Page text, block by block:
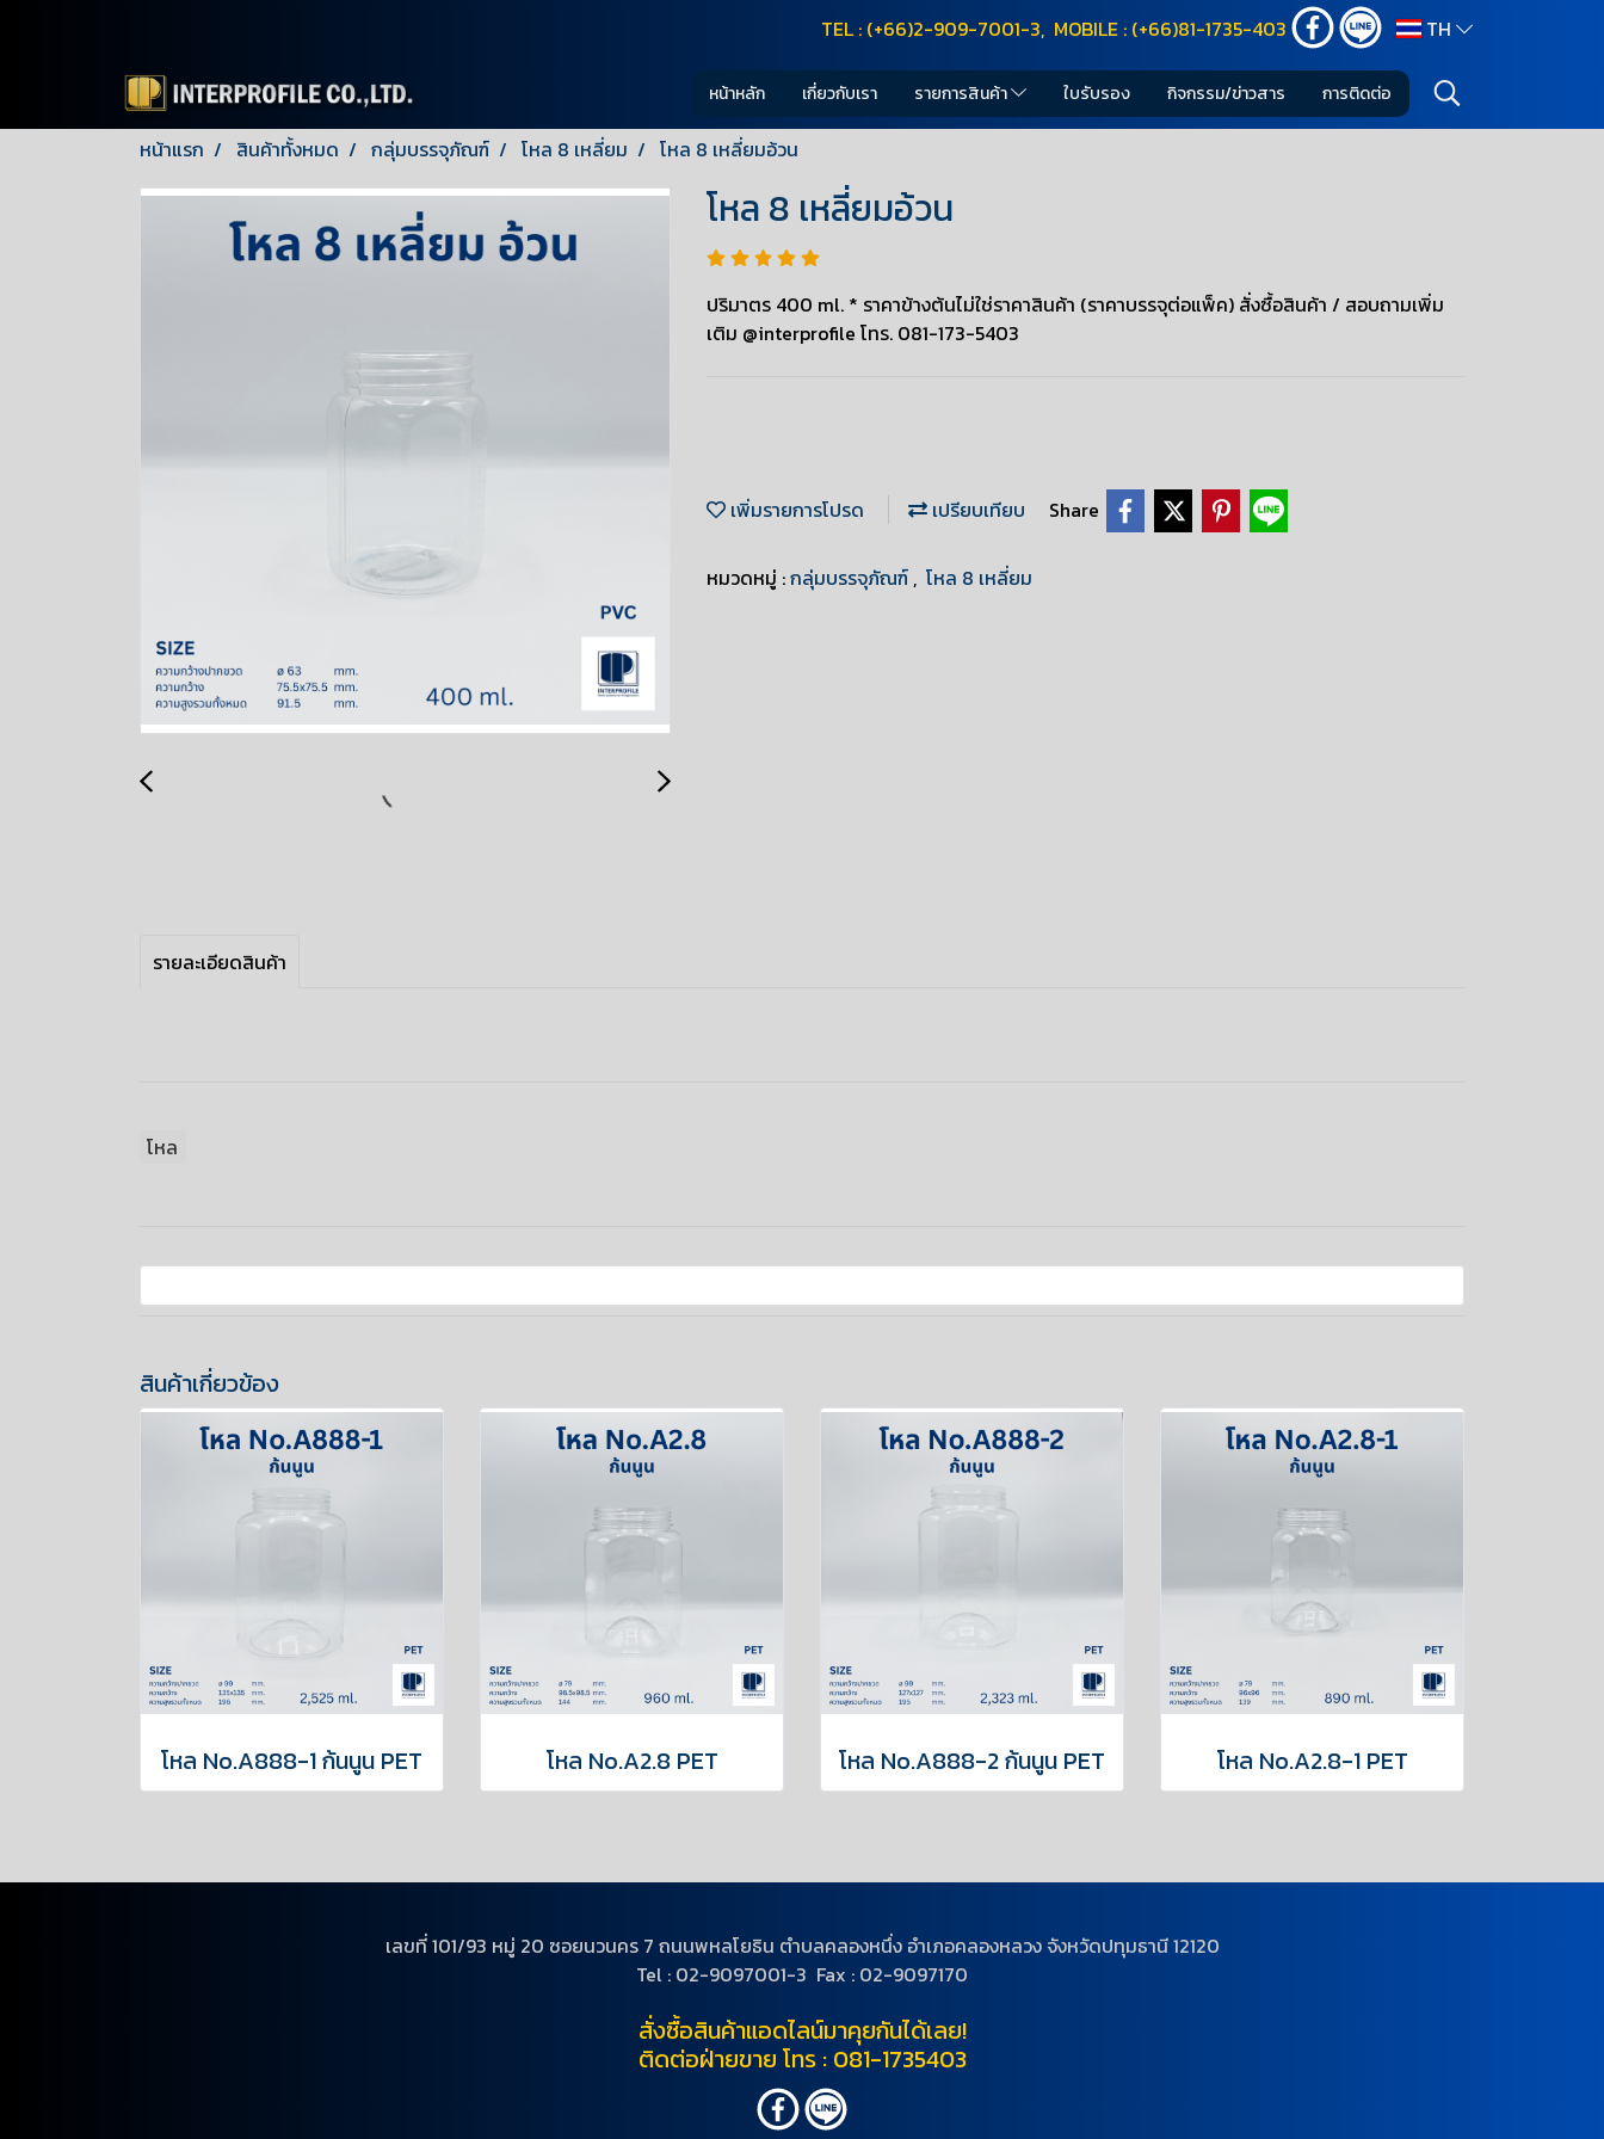
TEL : (+66)2-909-7001-3, MOBILE : (+66)81-1735-403 TH
หน้าหลัก เกี่ยวกับเรา รายการสินค้า ใบรับรอง กิจกรรม/ข่าวสาร การติดต่อ
หน้าแรก สินค้าทั้งหมด กลุ่มบรรจุภัณฑ์ โหล 8 เหลี่ยม โหล 8 เหลี่ยมอ้วน
โหล 8 เหลี่ยมอ้วน
ปริมาตร 400 ml. * ราคาข้างต้นไม่ใช่ราคาสินค้า (ราคาบรรจุต่อแพ็ค) สั่งซื้อสินค้า / สอบถามเพิ่ม
เติม @interprofile โทร. 081-173-5403
เพิ่มรายการโปรด เปรียบเทียบ Share
หมวดหมู่ :กลุ่มบรรจุภัณฑ์ , โหล 8 เหลี่ยม
รายละเอียดสินค้า
โหล
สินค้าเกี่ยวข้อง
โหล No.A888-1 ก้นนูน PET โหล No.A2.8 PET โหล No.A888-2 ก้นนูน PET โหล No.A2.8-1 PET
เลขที่ 101/93 หมู่ 20 ซอยนวนคร 7 ถนนพหลโยธิน ตำบลคลองหนึ่ง อำเภอคลองหลวง จังหวัดปทุมธานี 12120
Tel : 02-9097001-3 Fax : 02-9097170
สั่งซื้อสินค้าแอดไลน์มาคุยกันได้เลย!
ติดต่อฝ่ายขาย โทร : 081-1735403